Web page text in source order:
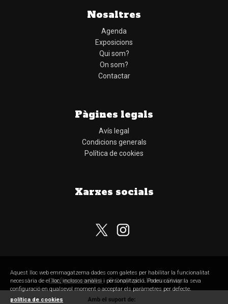
Nosaltres
Agenda
Exposicions
Qui som?
On som?
Contactar
Pàgines legals
Avís legal
Condicions generals
Política de cookies
Xarxes socials
Configurar cookies © Copyright Llibreria Obaga
Aquest lloc web emmagatzema dades com galetes per habilitar la funcionalitat
necessària de el lloc, inclosos anàlisi i personalització. Podeu canviar la seva
configuració en qualsevol moment o acceptar els paràmetres per defecte.
política de cookies
Subscriu-te al nostre butlletí